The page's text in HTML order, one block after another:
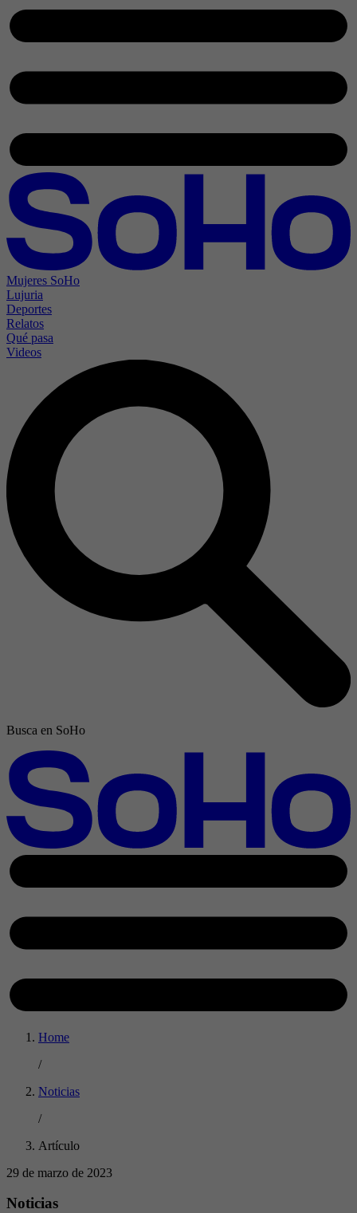
Mujeres SoHo
Lujuria
Deportes
Relatos
Qué pasa
Videos
Busca en SoHo
Home
/
Noticias
/
Artículo
29 de marzo de 2023
Noticias